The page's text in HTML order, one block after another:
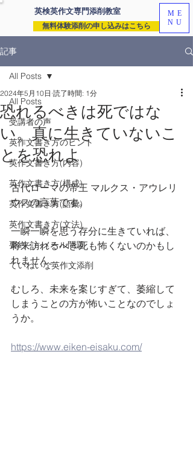
英検英作文専門添削教室
無料体験添削の申し込みはこちら
ME
NU
記事
All Posts
受講者の声
英作文書き方のヒント
英作文書き方(内容)
英作文書き方(構成)
英作文書き方(語彙)
英作文書き方(文法)
要約・e-メール問題
ていねいな英作文添削
All Posts
恐れるべきは死ではな
い。真に生きていないこ
とを恐れよ
2024年5月10日 読了時間: 1分
古代ローマの帝王 マルクス・アウレリ
ウスの言葉です。
一瞬一瞬を思う存分に生きていれば、
将来訪れるべき死も怖くないのかもし
れません。
むしろ、未来を案じすぎて、萎縮して
しまうことの方が怖いことなのでしょ
うか。
https://www.eiken-eisaku.com/